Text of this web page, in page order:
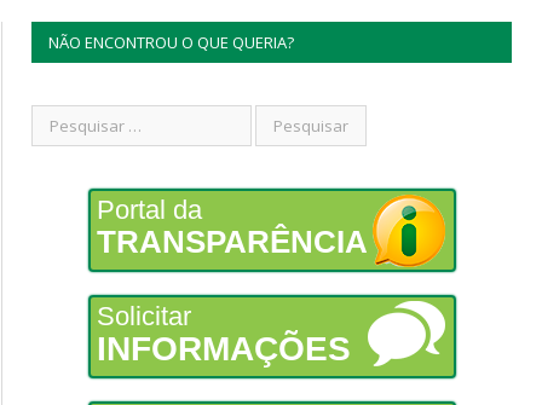
NÃO ENCONTROU O QUE QUERIA?
Portal da
TRANSPARÊNCIA
Solicitar
INFORMAÇÕES